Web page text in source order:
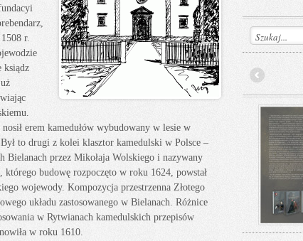
r.
ksiądz
erem kamedułów wybudowany w lesie w
to drugi z kolei klasztor kamedulski w Polsce –
przez Mikołaja Wolskiego i nazywany
budowę rozpoczęto w roku 1624, powstał
wojewody. Kompozycja przestrzenna Złotego
układu zastosowanego w Bielanach. Różnice
w Rytwianach kamedulskich przepisów
w roku 1610.